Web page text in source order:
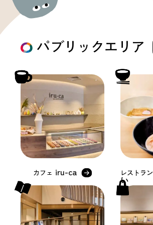
パブリックエリア
カフェ iru-ca レストラン
い